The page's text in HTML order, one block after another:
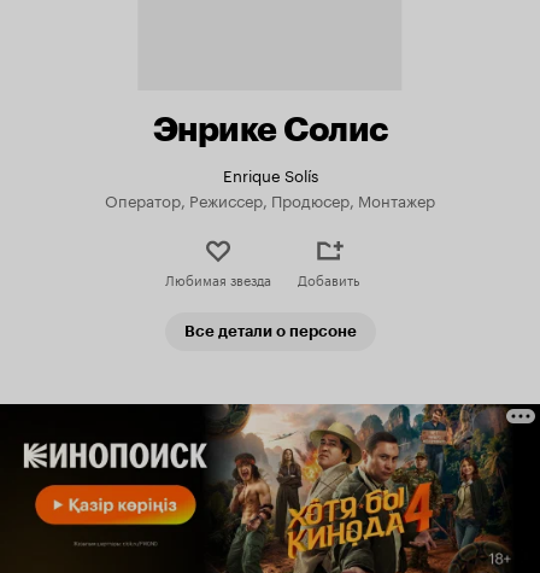
Энрике Солис
Enrique Solís
Оператор, Режиссер, Продюсер, Монтажер
Любимая звезда Добавить
Все детали о персоне